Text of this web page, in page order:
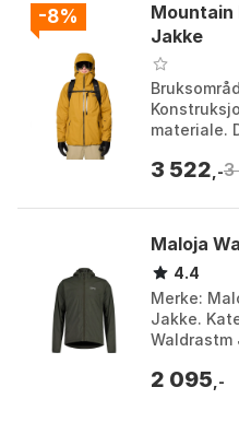
-8%
Mountain
Jakke
materiale.
3 522 ,-3
Maloja
4.4
Merke:
Jakke.
Waldrastm
2 095 ,-